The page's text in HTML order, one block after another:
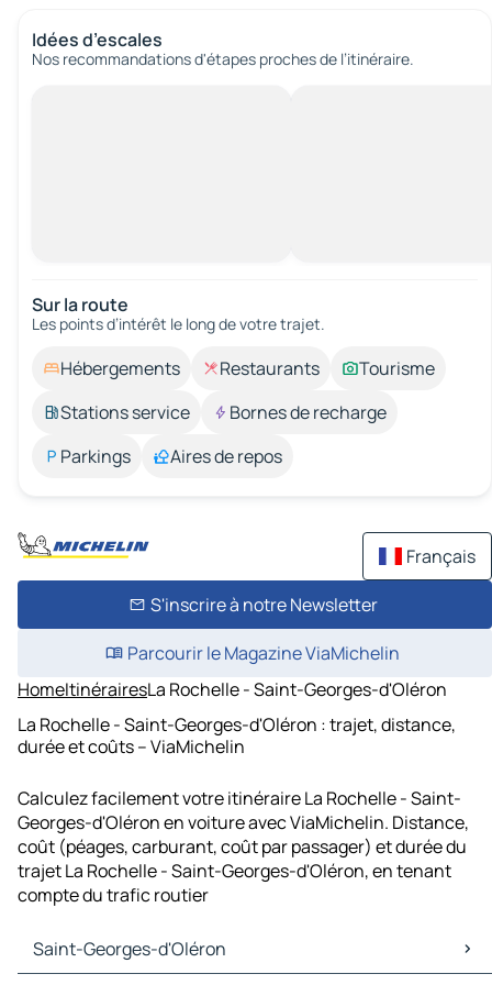
Idées d’escales
Nos recommandations d'étapes proches de l’itinéraire.
Sur la route
Les points d’intérêt le long de votre trajet.
Hébergements Restaurants
Tourisme
Stations service
Bornes de recharge
Parkings
Aires de repos
Français
S'inscrire à notre Newsletter
Parcourir le Magazine ViaMichelin
HomeItinérairesLa Rochelle - Saint-Georges-d'Oléron
La Rochelle - Saint-Georges-d'Oléron : trajet, distance,
durée et coûts – ViaMichelin
Calculez facilement votre itinéraire La Rochelle - Saint-
Georges-d'Oléron en voiture avec ViaMichelin. Distance,
coût (péages, carburant, coût par passager) et durée du
trajet La Rochelle - Saint-Georges-d'Oléron, en tenant
compte du trafic routier
Saint-Georges-d'Oléron